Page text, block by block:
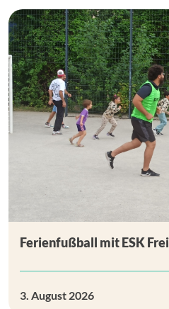
Ferienfußball mit ESK
3. August 2026